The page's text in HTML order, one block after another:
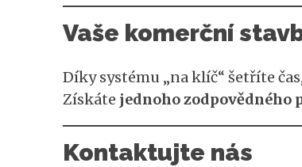
Vaše komerční
Díky systému „na klíč“ šetříte
Získáte jednoho zodpovědného
Kontaktujte nás